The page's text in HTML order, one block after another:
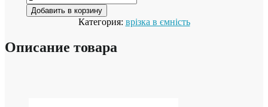
Добавить в корзину
Категория: врізка в ємність
Описание товара